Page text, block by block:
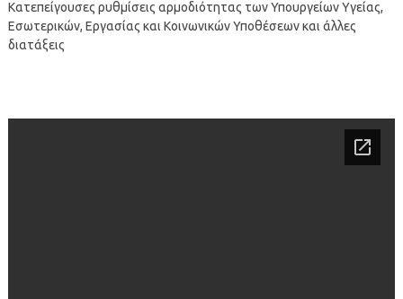
Κατεπείγουσες ρυθμίσεις αρμοδιότητας των Υπουργείων Υγείας,
Εσωτερικών, Εργασίας και Κοινωνικών Υποθέσεων και άλλες
διατάξεις